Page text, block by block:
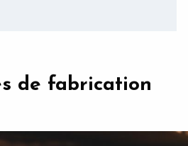
de fabrication